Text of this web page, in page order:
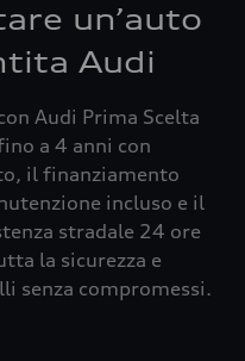
un’auto
Audi
Audi Prima Scelta
a 4 anni con
il finanziamento
incluso e il
stradale 24 ore
la sicurezza e
senza compromessi.